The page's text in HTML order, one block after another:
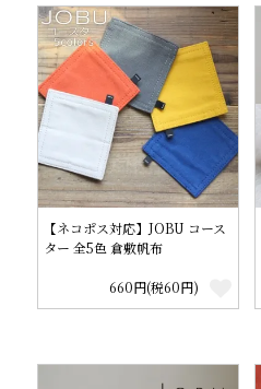
【ネコポス対応】JOBU コース
ター 全5色 倉敷帆布
660円(税60円)